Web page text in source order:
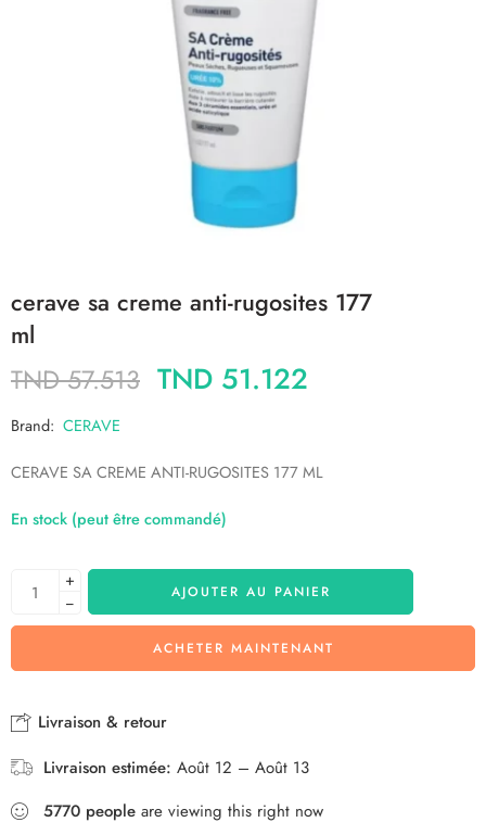
cerave sa creme anti-rugosites 177
ml
TND57.513 TND 51.122
Brand: CERAVE
CERAVE SA CREME ANTI-RUGOSITES 177 ML
En stock (peut être commandé)
+
−
AJOUTER AU PANIER
ACHETER MAINTENANT
Livraison & retour
Livraison estimée: Août 12 – Août 13
5770 people are viewing this right now